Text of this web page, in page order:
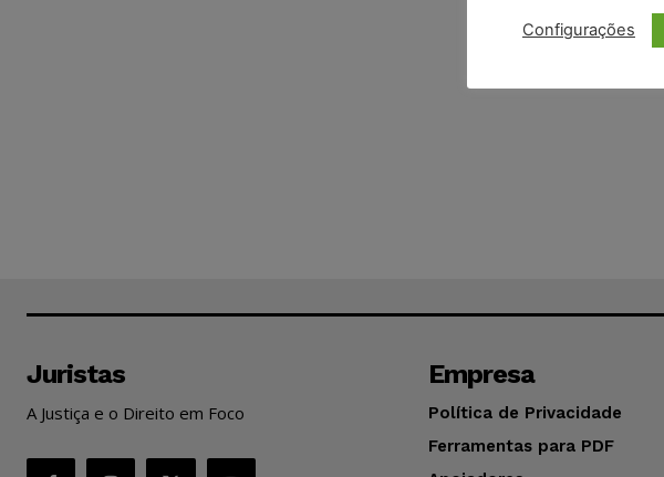
Juristas
A Justiça e o Direito em Foco
Empresa
Política de Privacidade
Ferramentas para PDF
Configurações